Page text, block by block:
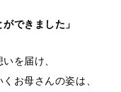
できました」
を届け、
お母さんの姿は、